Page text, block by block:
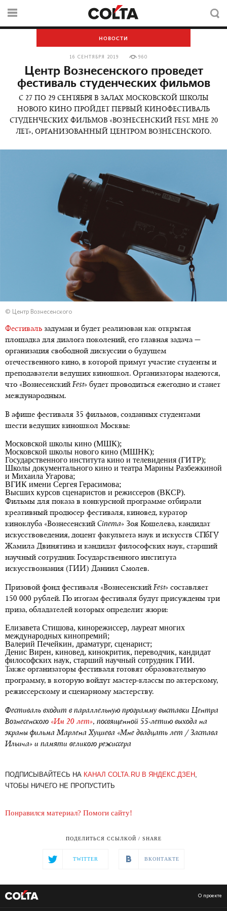
НОВОСТИ
16 СЕНТЯБРЯ 2019 960
Центр Вознесенского проведет
фестиваль студенческих фильмов
С 27 ПО 29 СЕНТЯБРЯ В ЗАЛАХ МОСКОВСКОЙ ШКОЛЫ
НОВОГО КИНО ПРОЙДЕТ ПЕРВЫЙ КИНОФЕСТИВАЛЬ
СТУДЕНЧЕСКИХ ФИЛЬМОВ «ВОЗНЕСЕНСКИЙ FEST. МНЕ 20
ЛЕТ», ОРГАНИЗОВАННЫЙ ЦЕНТРОМ ВОЗНЕСЕНСКОГО.
© Центр Вознесенского
Фестиваль задуман и будет реализован как открытая
площадка для диалога поколений, его главная задача —
организация свободной дискуссии о будущем
отечественного кино, в которой примут участие студенты и
преподаватели ведущих киношкол. Организаторы надеются,
что «ВознесенскийFest» будет проводиться ежегодно и станет
международным.
В афише фестиваля 35 фильмов, созданных студентами
шести ведущих киношкол Москвы:
Московской школы кино (МШК);
Московской школы нового кино (МШНК);
Государственного института кино и телевидения (ГИТР);
Школы документального кино и театра Марины Разбежкиной
и Михаила Угарова;
ВГИК имени Сергея Герасимова;
Высших курсов сценаристов и режиссеров (ВКСР).
Фильмы для показа в конкурсной программе отбирали
креативный продюсер фестиваля, киновед, куратор
киноклуба «Вознесенский Cinema» Зоя Кошелева, кандидат
искусствоведения, доцент факультета наук и искусств СПбГУ
Жамила Двинятина и кандидат философских наук, старший
научный сотрудник Государственного института
искусствознания (ГИИ) Даниил Смолев.
Призовой фонд фестиваля «ВознесенскийFest» составляет
150 000 рублей. По итогам фестиваля будут присуждены три
приза, обладателей которых определит жюри:
Елизавета Стишова, кинорежиссер, лауреат многих
международных кинопремий;
Валерий Печейкин, драматург, сценарист;
Денис Вирен, киновед, кинокритик, переводчик, кандидат
философских наук, старший научный сотрудник ГИИ.
Также организаторы фестиваля готовят образовательную
программу, в которую войдут мастер-классы по актерскому,
режиссерскому и сценарному мастерству.
Фестиваль входит в параллельную программу выставки Центра
Вознесенского «Им 20 лет», посвященной 55-летию выхода на
экраны фильма Марлена Хуциева «Мне двадцать лет / Застава
Ильича» и памяти великого режиссера
ПОДПИСЫВАЙТЕСЬ НА КАНАЛ COLTA.RU В ЯНДЕКС.ДЗЕН ,
ЧТОБЫ НИЧЕГО НЕ ПРОПУСТИТЬ
Понравился материал? Помоги сайту!
ПОДЕЛИТЬСЯ ССЫЛКОЙ / SHARE
TWITTER ВКОНТАКТЕ
О проекте